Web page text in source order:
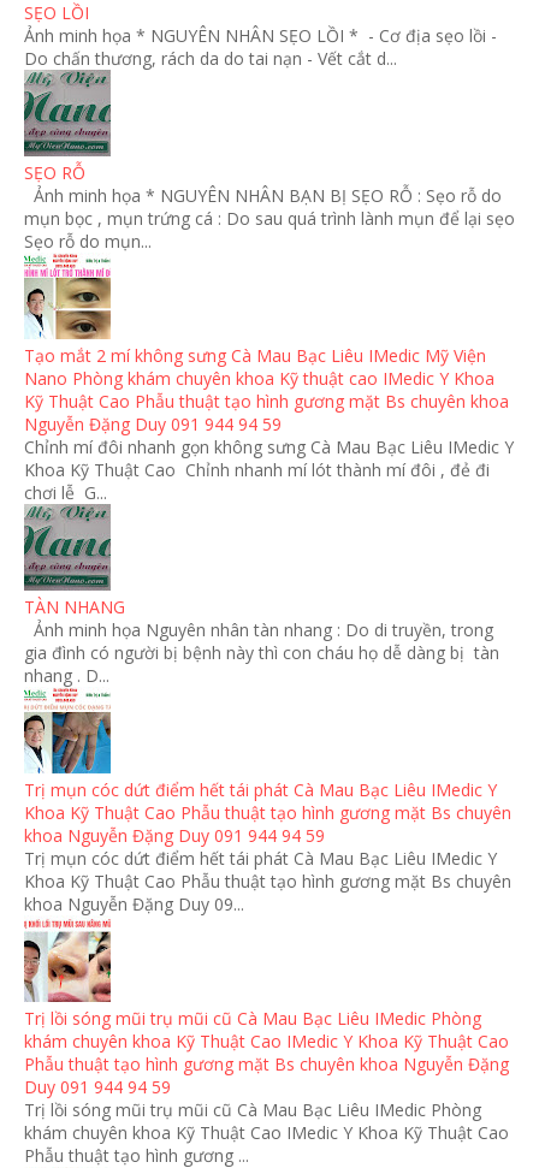
SẸO LỒI
Ảnh minh họa * NGUYÊN NHÂN SẸO LỒI * - Cơ địa sẹo lồi -
Do chấn thương, rách da do tai nạn - Vết cắt d...
SẸO RỖ
Ảnh minh họa * NGUYÊN NHÂN BẠN BỊ SẸO RỖ : Sẹo rỗ do
mụn bọc , mụn trứng cá : Do sau quá trình lành mụn để lại sẹo
Sẹo rỗ do mụn...
Tạo mắt 2 mí không sưng Cà Mau Bạc Liêu IMedic Mỹ Viện
Nano Phòng khám chuyên khoa Kỹ thuật cao IMedic Y Khoa
Kỹ Thuật Cao Phẫu thuật tạo hình gương mặt Bs chuyên khoa
Nguyễn Đặng Duy 091 944 94 59
Chỉnh mí đôi nhanh gọn không sưng Cà Mau Bạc Liêu IMedic Y
Khoa Kỹ Thuật Cao Chỉnh nhanh mí lót thành mí đôi , đẻ đi
chơi lễ G...
TÀN NHANG
Ảnh minh họa Nguyên nhân tàn nhang : Do di truyền, trong
gia đình có người bị bệnh này thì con cháu họ dễ dàng bị tàn
nhang . D...
Trị mụn cóc dứt điểm hết tái phát Cà Mau Bạc Liêu IMedic Y
Khoa Kỹ Thuật Cao Phẫu thuật tạo hình gương mặt Bs chuyên
khoa Nguyễn Đặng Duy 091 944 94 59
Trị mụn cóc dứt điểm hết tái phát Cà Mau Bạc Liêu IMedic Y
Khoa Kỹ Thuật Cao Phẫu thuật tạo hình gương mặt Bs chuyên
khoa Nguyễn Đặng Duy 09...
Trị lồi sóng mũi trụ mũi cũ Cà Mau Bạc Liêu IMedic Phòng
khám chuyên khoa Kỹ Thuật Cao IMedic Y Khoa Kỹ Thuật Cao
Phẫu thuật tạo hình gương mặt Bs chuyên khoa Nguyễn Đặng
Duy 091 944 94 59
Trị lồi sóng mũi trụ mũi cũ Cà Mau Bạc Liêu IMedic Phòng
khám chuyên khoa Kỹ Thuật Cao IMedic Y Khoa Kỹ Thuật Cao
Phẫu thuật tạo hình gương ...